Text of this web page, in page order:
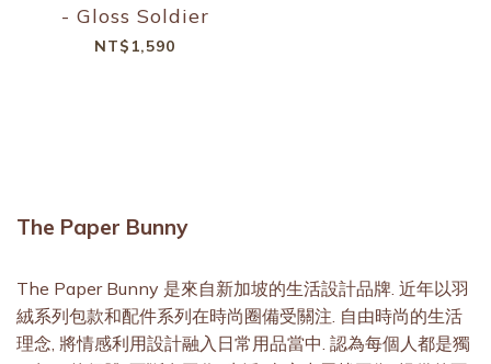
- Gloss Soldier
NT$1,590
The Paper Bunny
The Paper Bunny 是來自新加坡的生活設計品牌. 近年以羽
絨系列包款和配件系列在時尚圈備受關注. 自由時尚的生活
理念, 將情感利用設計融入日常用品當中. 認為每個人都是獨